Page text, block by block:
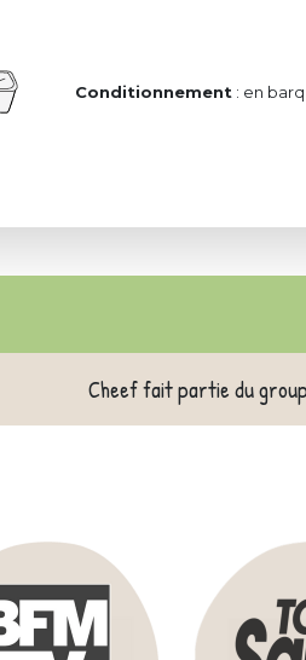
Conditionnement : en
Cheef fait partie du